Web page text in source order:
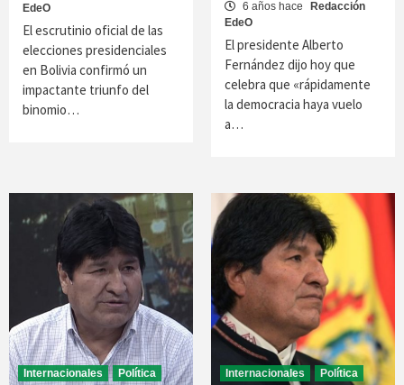
EdeO
El escrutinio oficial de las
elecciones presidenciales
en Bolivia confirmó un
impactante triunfo del
binomio…
6 años hace
Redacción
EdeO
El presidente Alberto
Fernández dijo hoy que
celebra que «rápidamente
la democracia haya vuelo
a…
Internacionales Política Internacionales Política